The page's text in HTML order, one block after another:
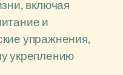
включая
и
упражнения,
укреплению